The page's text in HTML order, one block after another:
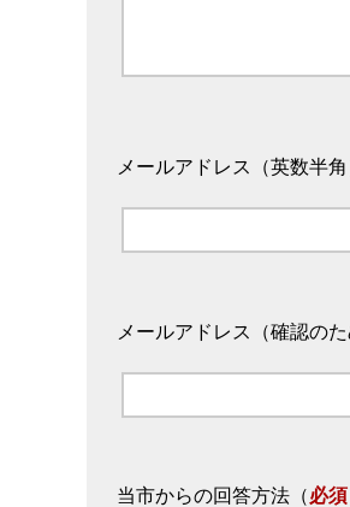
メールアドレス（英数半角
メールアドレス（確認の
当市からの回答方法 （必須